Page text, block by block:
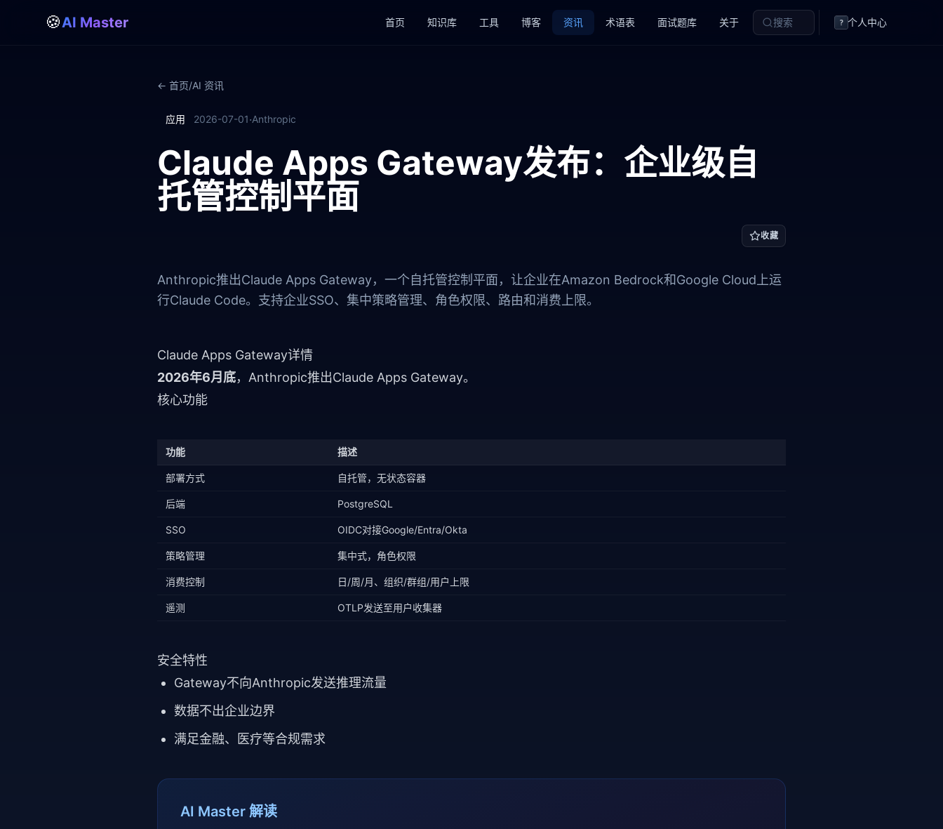
🍪AI Master 首页 知识库 工具 博客 资讯 术语表 面试题库 关于 搜索 ? 个人中心
← 首页/AI 资讯
应用 2026-07-01·Anthropic
Claude Apps Gateway发布：企业级自
托管控制平面
收藏
Anthropic推出Claude Apps Gateway，一个自托管控制平面，让企业在Amazon Bedrock和Google Cloud上运
行Claude Code。支持企业SSO、集中策略管理、角色权限、路由和消费上限。
Claude Apps Gateway详情
2026年6月底，Anthropic推出Claude Apps Gateway。
核心功能
功能 描述
部署方式 自托管，无状态容器
后端 PostgreSQL
SSO OIDC对接Google/Entra/Okta
策略管理 集中式，角色权限
消费控制 日/周/月、组织/群组/用户上限
遥测 OTLP发送至用户收集器
安全特性
Gateway不向Anthropic发送推理流量
数据不出企业边界
满足金融、医疗等合规需求
AI Master 解读